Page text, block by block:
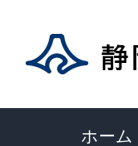
ホーム